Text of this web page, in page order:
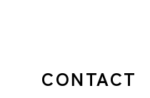
CONTACT